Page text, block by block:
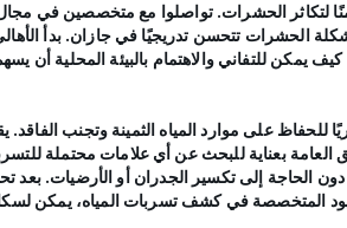
لتكاثر الحشرات. تواصلوا مع متخصصين في
الحشرات تتحسن تدريجيًا في جازان. بدأ
للتفاني والاهتمام بالبيئة المحلية أن
للحفاظ على موارد المياه الثمينة وتجنب
العامة بعناية للبحث عن أي علامات محتملة
الحاجة إلى تكسير الجدران أو الأرضيات. بعد
المتخصصة في كشف تسربات المياه، يمكن